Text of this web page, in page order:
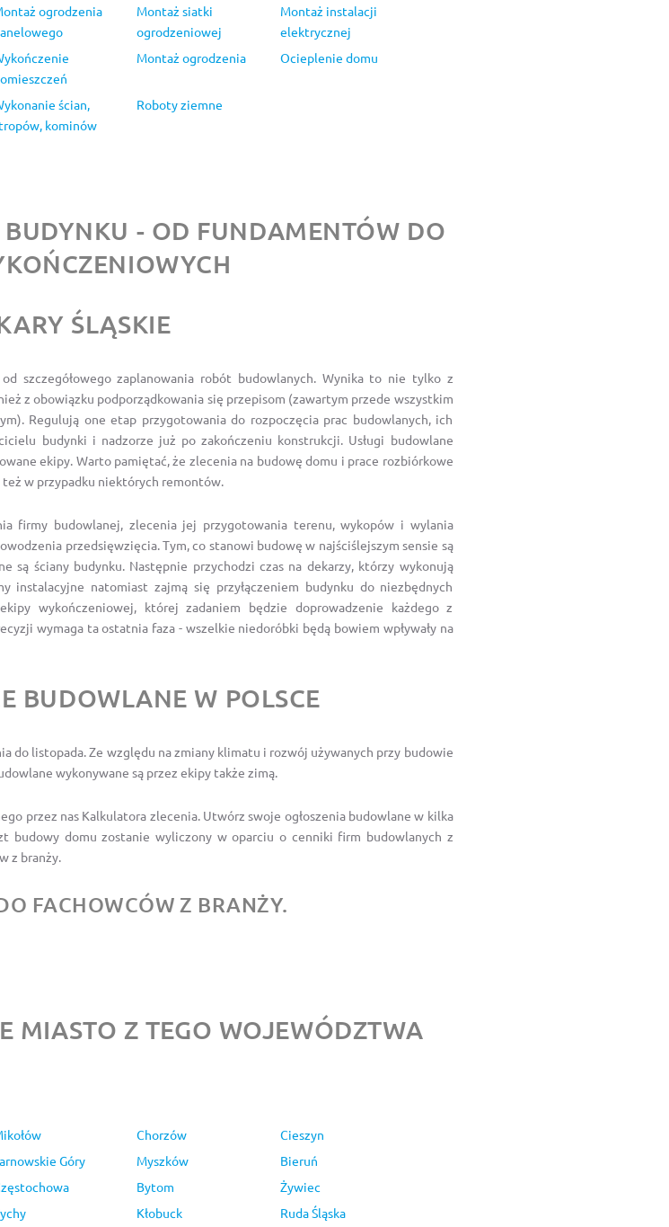
ogrodzenia
Montaż siatki
ogrodzeniowej
Montaż instalacji
elektrycznej
Montaż ogrodzenia Ocieplenie domu
ścian,
kominów
Roboty ziemne
- OD FUNDAMENTÓW DO
ŚLĄSKIE
szczegółowego zaplanowania robót budowlanych. Wynika to nie tylko z
z obowiązku podporządkowania się przepisom (zawartym przede wszystkim
Regulują one etap przygotowania do rozpoczęcia prac budowlanych, ich
budynki i nadzorze już po zakończeniu konstrukcji. Usługi budowlane
ekipy. Warto pamiętać, że zlecenia na budowę domu i prace rozbiórkowe
w przypadku niektórych remontów.
firmy budowlanej, zlecenia jej przygotowania terenu, wykopów i wylania
przedsięwzięcia. Tym, co stanowi budowę w najściślejszym sensie są
są ściany budynku. Następnie przychodzi czas na dekarzy, którzy wykonują
natomiast zajmą się przyłączeniem budynku do niezbędnych
wykończeniowej, której zadaniem będzie doprowadzenie każdego z
wymaga ta ostatnia faza - wszelkie niedoróbki będą bowiem wpływały na
BUDOWLANE W POLSCE
do listopada. Ze względu na zmiany klimatu i rozwój używanych przy budowie
wykonywane są przez ekipy także zimą.
przez nas Kalkulatora zlecenia. Utwórz swoje ogłoszenia budowlane w kilka
budowy domu zostanie wyliczony w oparciu o cenniki firm budowlanych z
z branży.
FACHOWCÓW Z BRANŻY.
MIASTO Z TEGO WOJEWÓDZTWA
Chorzów
Cieszyn
Góry Myszków
Bieruń
Bytom
Żywiec
Kłobuck Ruda Śląska